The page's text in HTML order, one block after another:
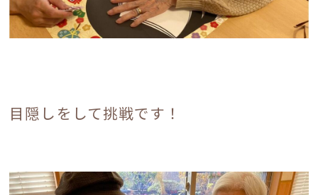
目隠しをして挑戦です！
0120-17-6548